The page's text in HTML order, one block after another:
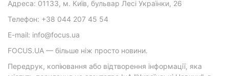
Адреса: 01133, м. Київ, бульвар Лесі Українки, 26
Телефон: +38 044 207 45 54
E-mail: info@focus.ua
FOCUS.UA — більше ніж просто новини.
Передрук, копіювання або відтворення інформації, яка